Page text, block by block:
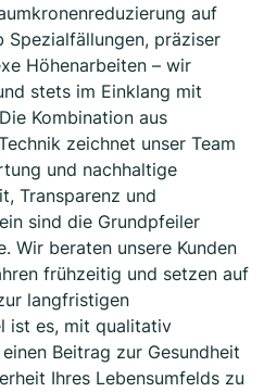
auf
Spezialfällungen, präziser
Höhenarbeiten – wir
stets im Einklang mit
Kombination aus
zeichnet unser Team
und nachhaltige
Transparenz und
sind die Grundpfeiler
Wir beraten unsere Kunden
frühzeitig und setzen auf
langfristigen
ist es, mit qualitativ
Beitrag zur Gesundheit
Ihres Lebensumfelds zu